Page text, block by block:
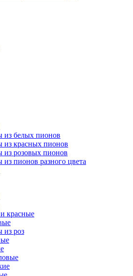
из белых пионов
из красных пионов
из розовых пионов
из пионов разного цвета
красные
из роз